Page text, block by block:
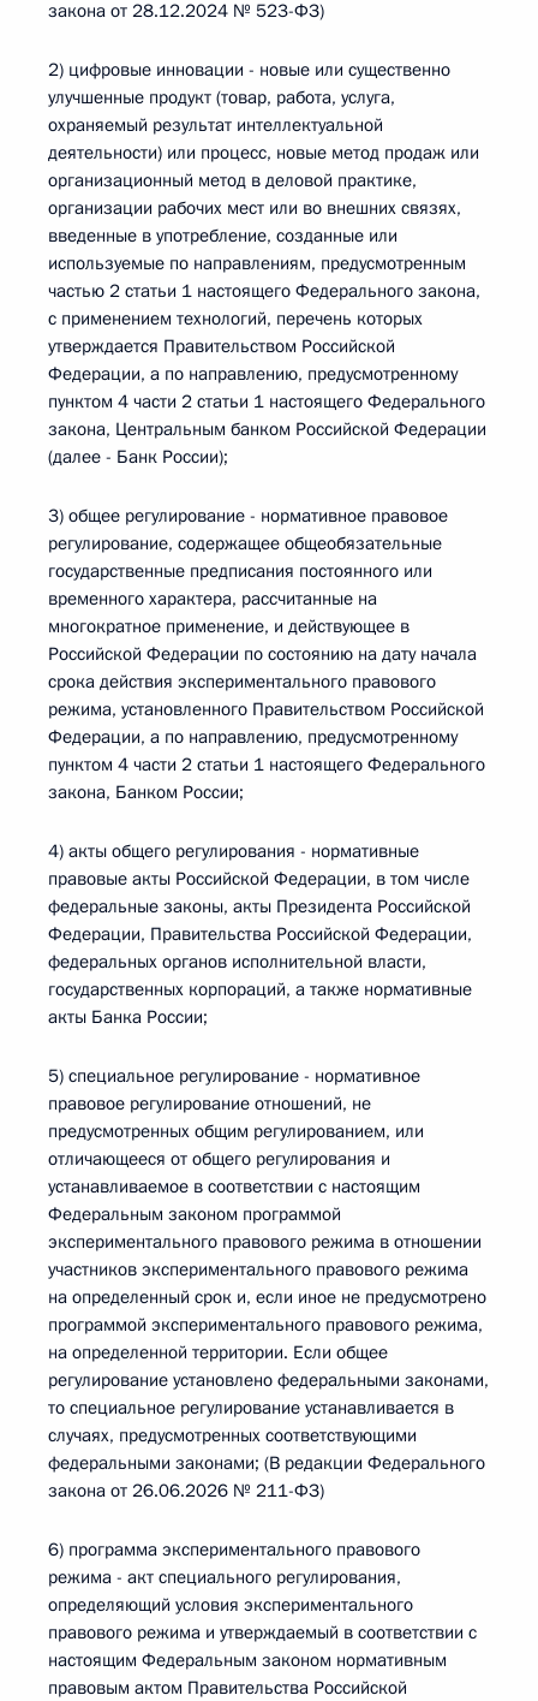
закона от 28.12.2024 № 523-ФЗ)
2) цифровые инновации - новые или существенно
улучшенные продукт (товар, работа, услуга,
охраняемый результат интеллектуальной
деятельности) или процесс, новые метод продаж или
организационный метод в деловой практике,
организации рабочих мест или во внешних связях,
введенные в употребление, созданные или
используемые по направлениям, предусмотренным
частью 2 статьи 1 настоящего Федерального закона,
с применением технологий, перечень которых
утверждается Правительством Российской
Федерации, а по направлению, предусмотренному
пунктом 4 части 2 статьи 1 настоящего Федерального
закона, Центральным банком Российской Федерации
(далее - Банк России);
3) общее регулирование - нормативное правовое
регулирование, содержащее общеобязательные
государственные предписания постоянного или
временного характера, рассчитанные на
многократное применение, и действующее в
Российской Федерации по состоянию на дату начала
срока действия экспериментального правового
режима, установленного Правительством Российской
Федерации, а по направлению, предусмотренному
пунктом 4 части 2 статьи 1 настоящего Федерального
закона, Банком России;
4) акты общего регулирования - нормативные
правовые акты Российской Федерации, в том числе
федеральные законы, акты Президента Российской
Федерации, Правительства Российской Федерации,
федеральных органов исполнительной власти,
государственных корпораций, а также нормативные
акты Банка России;
5) специальное регулирование - нормативное
правовое регулирование отношений, не
предусмотренных общим регулированием, или
отличающееся от общего регулирования и
устанавливаемое в соответствии с настоящим
Федеральным законом программой
экспериментального правового режима в отношении
участников экспериментального правового режима
на определенный срок и, если иное не предусмотрено
программой экспериментального правового режима,
на определенной территории. Если общее
регулирование установлено федеральными законами,
то специальное регулирование устанавливается в
случаях, предусмотренных соответствующими
федеральными законами; (В редакции Федерального
закона от 26.06.2026 № 211-ФЗ)
6) программа экспериментального правового
режима - акт специального регулирования,
определяющий условия экспериментального
правового режима и утверждаемый в соответствии с
настоящим Федеральным законом нормативным
правовым актом Правительства Российской